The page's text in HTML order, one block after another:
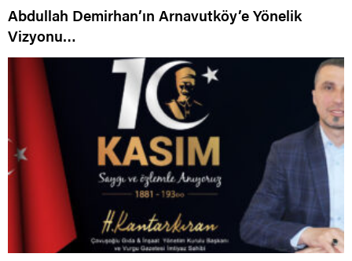
Abdullah Demirhan’ın Arnavutköy’e Yönelik
Vizyonu…